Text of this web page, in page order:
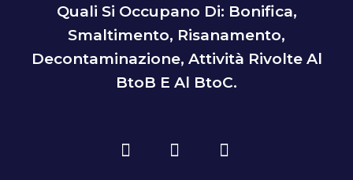
Quali Si Occupano Di: Bonifica,
Smaltimento, Risanamento,
Decontaminazione, Attività Rivolte Al
BtoB E Al BtoC.